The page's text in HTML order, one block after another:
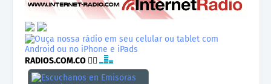
RADIOS.COM.CO 👉🏾